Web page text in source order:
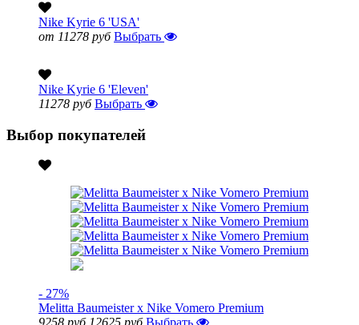
Nike Kyrie 6 'USA'
от 11278 руб Выбрать
Nike Kyrie 6 'Eleven'
11278 руб Выбрать
Выбор покупателей
- 27%
Melitta Baumeister x Nike Vomero Premium